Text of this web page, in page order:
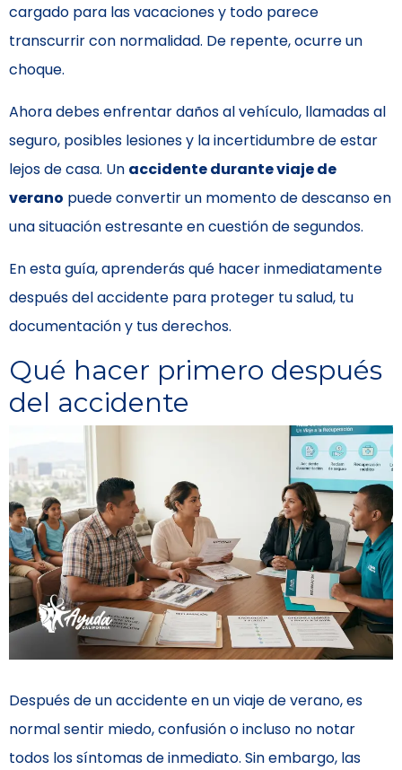
cargado para las vacaciones y todo parece
transcurrir con normalidad. De repente, ocurre un
choque.
Ahora debes enfrentar daños al vehículo, llamadas al
seguro, posibles lesiones y la incertidumbre de estar
lejos de casa. Un accidente durante viaje de
verano puede convertir un momento de descanso en
una situación estresante en cuestión de segundos.
En esta guía, aprenderás qué hacer inmediatamente
después del accidente para proteger tu salud, tu
documentación y tus derechos.
Qué hacer primero después
del accidente
Después de un accidente en un viaje de verano, es
normal sentir miedo, confusión o incluso no notar
todos los síntomas de inmediato. Sin embargo, las